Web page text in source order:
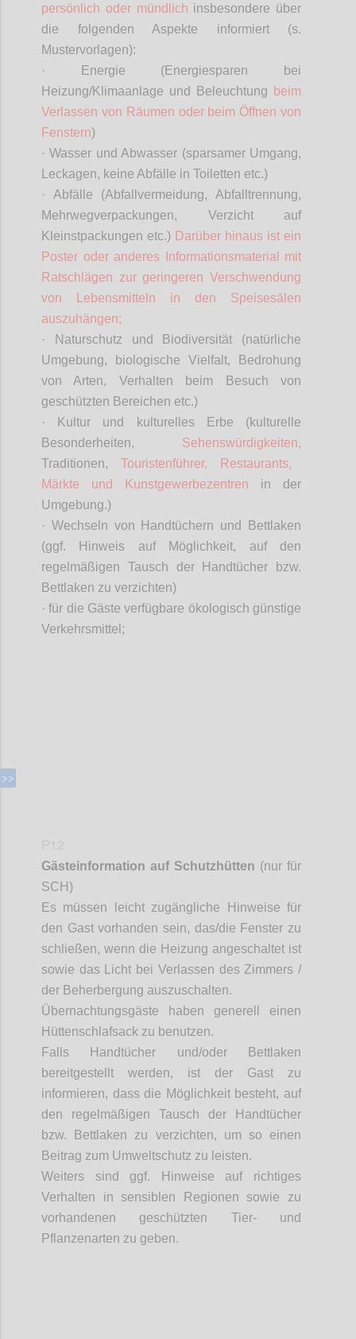
persönlich oder mündlich insbesondere über
die folgenden Aspekte informiert (s.
Mustervorlagen):
· Energie (Energiesparen bei
Heizung/Klimaanlage und Beleuchtung beim
Verlassen von Räumen oder beim Öffnen von
Fenstern)
· Wasser und Abwasser (sparsamer Umgang,
Leckagen, keine Abfälle in Toiletten etc.)
· Abfälle (Abfallvermeidung, Abfalltrennung,
Mehrwegverpackungen, Verzicht auf
Kleinstpackungen etc.) Darüber hinaus ist ein
Poster oder anderes Informationsmaterial mit
Ratschlägen zur geringeren Verschwendung
von Lebensmitteln in den Speisesälen
auszuhängen;
· Naturschutz und Biodiversität (natürliche
Umgebung, biologische Vielfalt, Bedrohung
von Arten, Verhalten beim Besuch von
geschützten Bereichen etc.)
· Kultur und kulturelles Erbe (kulturelle
Besonderheiten, Sehenswürdigkeiten,
Traditionen, Touristenführer, Restaurants,
Märkte und Kunstgewerbezentren in der
Umgebung.)
· Wechseln von Handtüchern und Bettlaken
(ggf. Hinweis auf Möglichkeit, auf den
regelmäßigen Tausch der Handtücher bzw.
Bettlaken zu verzichten)
· für die Gäste verfügbare ökologisch günstige
Verkehrsmittel;
Gästeinformation auf Schutzhütten (nur für
SCH)
Es müssen leicht zugängliche Hinweise für
den Gast vorhanden sein, das/die Fenster zu
schließen, wenn die Heizung angeschaltet ist
sowie das Licht bei Verlassen des Zimmers /
der Beherbergung auszuschalten.
Übernachtungsgäste haben generell einen
Hüttenschlafsack zu benutzen.
Falls Handtücher und/oder Bettlaken
bereitgestellt werden, ist der Gast zu
informieren, dass die Möglichkeit besteht, auf
den regelmäßigen Tausch der Handtücher
bzw. Bettlaken zu verzichten, um so einen
Beitrag zum Umweltschutz zu leisten.
Weiters sind ggf. Hinweise auf richtiges
Verhalten in sensiblen Regionen sowie zu
vorhandenen geschützten Tier- und
Pflanzenarten zu geben.